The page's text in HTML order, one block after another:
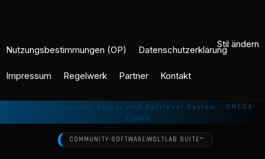
Stil ändern
Nutzungsbestimmungen (OP) Datenschutzerklärung
Impressum Regelwerk Partner Kontakt
COMMUNITY-SOFTWARE:WOLTLAB SUITE™